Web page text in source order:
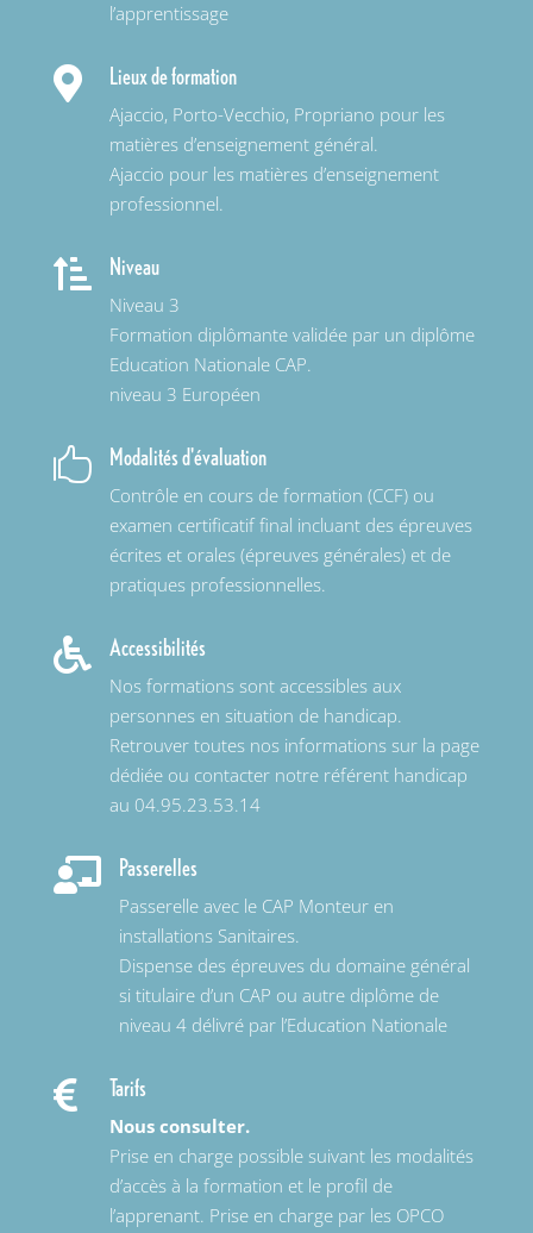
l’apprentissage
 Lieux de formation
Ajaccio, Porto-Vecchio, Propriano pour les
matières d’enseignement général.
Ajaccio pour les matières d’enseignement
professionnel.
 Niveau
Niveau 3
Formation diplômante validée par un diplôme
Education Nationale CAP.
niveau 3 Européen
 Modalités d'évaluation
Contrôle en cours de formation (CCF) ou
examen certificatif final incluant des épreuves
écrites et orales (épreuves générales) et de
pratiques professionnelles.
 Accessibilités
Nos formations sont accessibles aux
personnes en situation de handicap.
Retrouver toutes nos informations sur la page
dédiée ou contacter notre référent handicap
au 04.95.23.53.14
 Passerelles
Passerelle avec le CAP Monteur en
installations Sanitaires.
Dispense des épreuves du domaine général
si titulaire d’un CAP ou autre diplôme de
niveau 4 délivré par l’Education Nationale
 Tarifs
Nous consulter.
Prise en charge possible suivant les modalités
d’accès à la formation et le profil de
l’apprenant. Prise en charge par les OPCO